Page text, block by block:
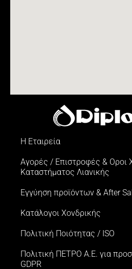
Η Εταιρεία
Αγορές / Επιστροφές & Oροι
Kαταστήματος Λιανικής
Εγγύηση προϊόντων & After
Κατάλογοι Χονδρικής
Πολιτική Ποιότητας / ISO
Πολιτική ΠΕΤΡΟ Α.Ε. για
GDPR